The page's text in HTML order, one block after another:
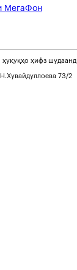
МегаФон
ҳифз шудаанд
73/2